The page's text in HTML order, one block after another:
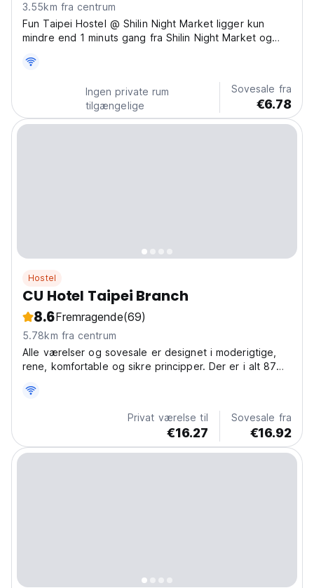
3.55km fra centrum
Fun Taipei Hostel @ Shilin Night Market ligger kun
mindre end 1 minuts gang fra Shilin Night Market og
Ingen private rum
tilgængelige
Sovesale fra
€6.78
Hostel
CU Hotel Taipei Branch
8.6Fremragende(69)
5.78km fra centrum
Alle værelser og sovesale er designet i moderigtige,
rene, komfortable og sikre principper. Der er i alt 87
Privat værelse til
€16.27
Sovesale fra
€16.92